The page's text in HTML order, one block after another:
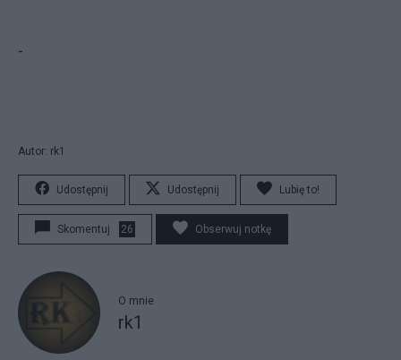
-
Autor: rk1
Udostępnij Udostępnij Lubię to!
Skomentuj 26 Obserwuj notkę
O mnie
rk1